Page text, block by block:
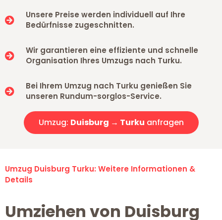
Unsere Preise werden individuell auf Ihre
Bedürfnisse zugeschnitten.
Wir garantieren eine effiziente und schnelle
Organisation Ihres Umzugs nach Turku.
Bei Ihrem Umzug nach Turku genießen Sie
unseren Rundum-sorglos-Service.
Umzug: Duisburg → Turku anfragen
Umzug Duisburg Turku: Weitere Informationen &
Details
Umziehen von Duisburg